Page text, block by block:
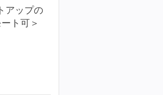
アップの
ト可＞